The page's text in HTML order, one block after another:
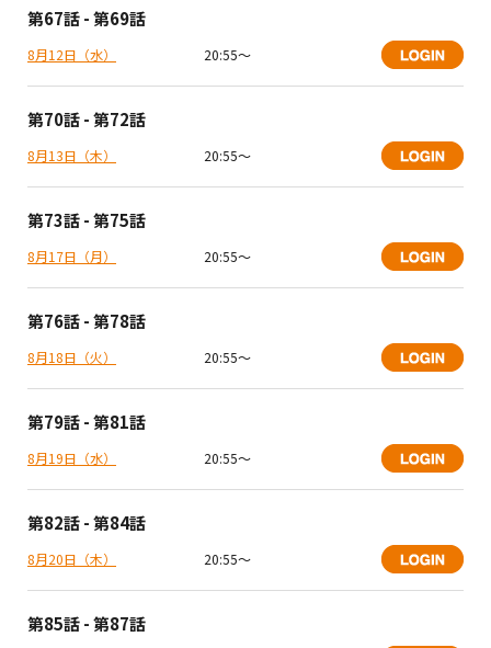
第67話 - 第69話
8月12日（水） 20:55〜
第70話 - 第72話
8月13日（木） 20:55〜
第73話 - 第75話
8月17日（月） 20:55〜
第76話 - 第78話
8月18日（火） 20:55〜
第79話 - 第81話
8月19日（水） 20:55〜
第82話 - 第84話
8月20日（木） 20:55〜
第85話 - 第87話